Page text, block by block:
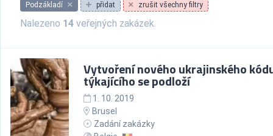
Podzákladí přidat zrušit všechny filtry
Nalezeno 14 veřejných zakázek.
Vytvoření nového ukrajinského
týkajícího se podloží
1. 10. 2019
Brusel
Zadání zakázky